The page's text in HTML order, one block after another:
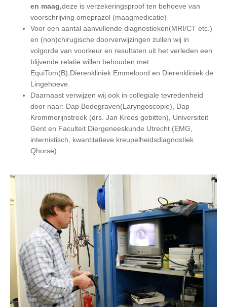
en maag,deze is verzekeringsproof ten behoeve van
voorschrijving omeprazol (maagmedicatie)
Voor een aantal aanvullende diagnostieken(MRI/CT etc.)
en (non)chirugische doorverwijzingen zullen wij in
volgorde van voorkeur en resultaten uit het verleden een
blijvende relatie willen behouden met
EquiTom(B),Dierenkliniek Emmeloord en Dierenkliniek de
Lingehoeve.
Daarnaast verwijzen wij ook in collegiale tevredenheid
door naar: Dap Bodegraven(Laryngoscopie), Dap
Krommerijnstreek (drs. Jan Kroes gebitten), Universiteit
Gent en Faculteit Diergeneeskunde Utrecht (EMG,
internistisch, kwantitatieve kreupelheidsdiagnostiek
Qhorse)